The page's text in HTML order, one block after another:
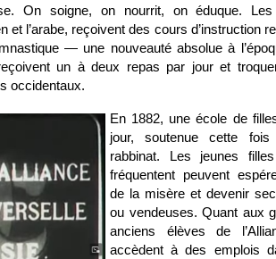
On soigne, on nourrit, on éduque. Les
et l’arabe, reçoivent des cours d’instruction
— une nouveauté absolue à
un à deux repas par jour et
occidentaux.
En 1882, une école de
jour, soutenue cette
rabbinat. Les jeunes
fréquentent peuvent
de la misère et devenir
ou vendeuses. Quant aux
anciens élèves de
accèdent à des emplois